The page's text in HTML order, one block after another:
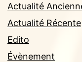
Actualité
Actualité Récente
Edito
Évènement